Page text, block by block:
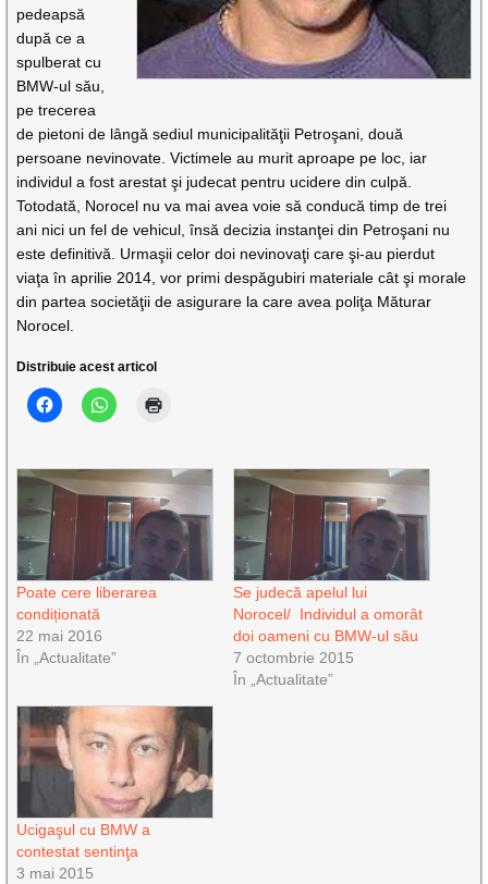
pedeapsă
după ce a
spulberat cu
BMW-ul său,
pe trecerea
de pietoni de lângă sediul municipalităţii Petroşani, două
persoane nevinovate. Victimele au murit aproape pe loc, iar
individul a fost arestat şi judecat pentru ucidere din culpă.
Totodată, Norocel nu va mai avea voie să conducă timp de trei
ani nici un fel de vehicul, însă decizia instanţei din Petroşani nu
este definitivă. Urmaşii celor doi nevinovaţi care şi-au pierdut
viaţa în aprilie 2014, vor primi despăgubiri materiale cât şi morale
din partea societăţii de asigurare la care avea poliţa Măturar
Norocel.
Distribuie acest articol
Poate cere liberarea
condiționată
22 mai 2016
În „Actualitate”
Se judecă apelul lui
Norocel/ Individul a omorât
doi oameni cu BMW-ul său
7 octombrie 2015
În „Actualitate”
Ucigaşul cu BMW a
contestat sentinţa
3 mai 2015